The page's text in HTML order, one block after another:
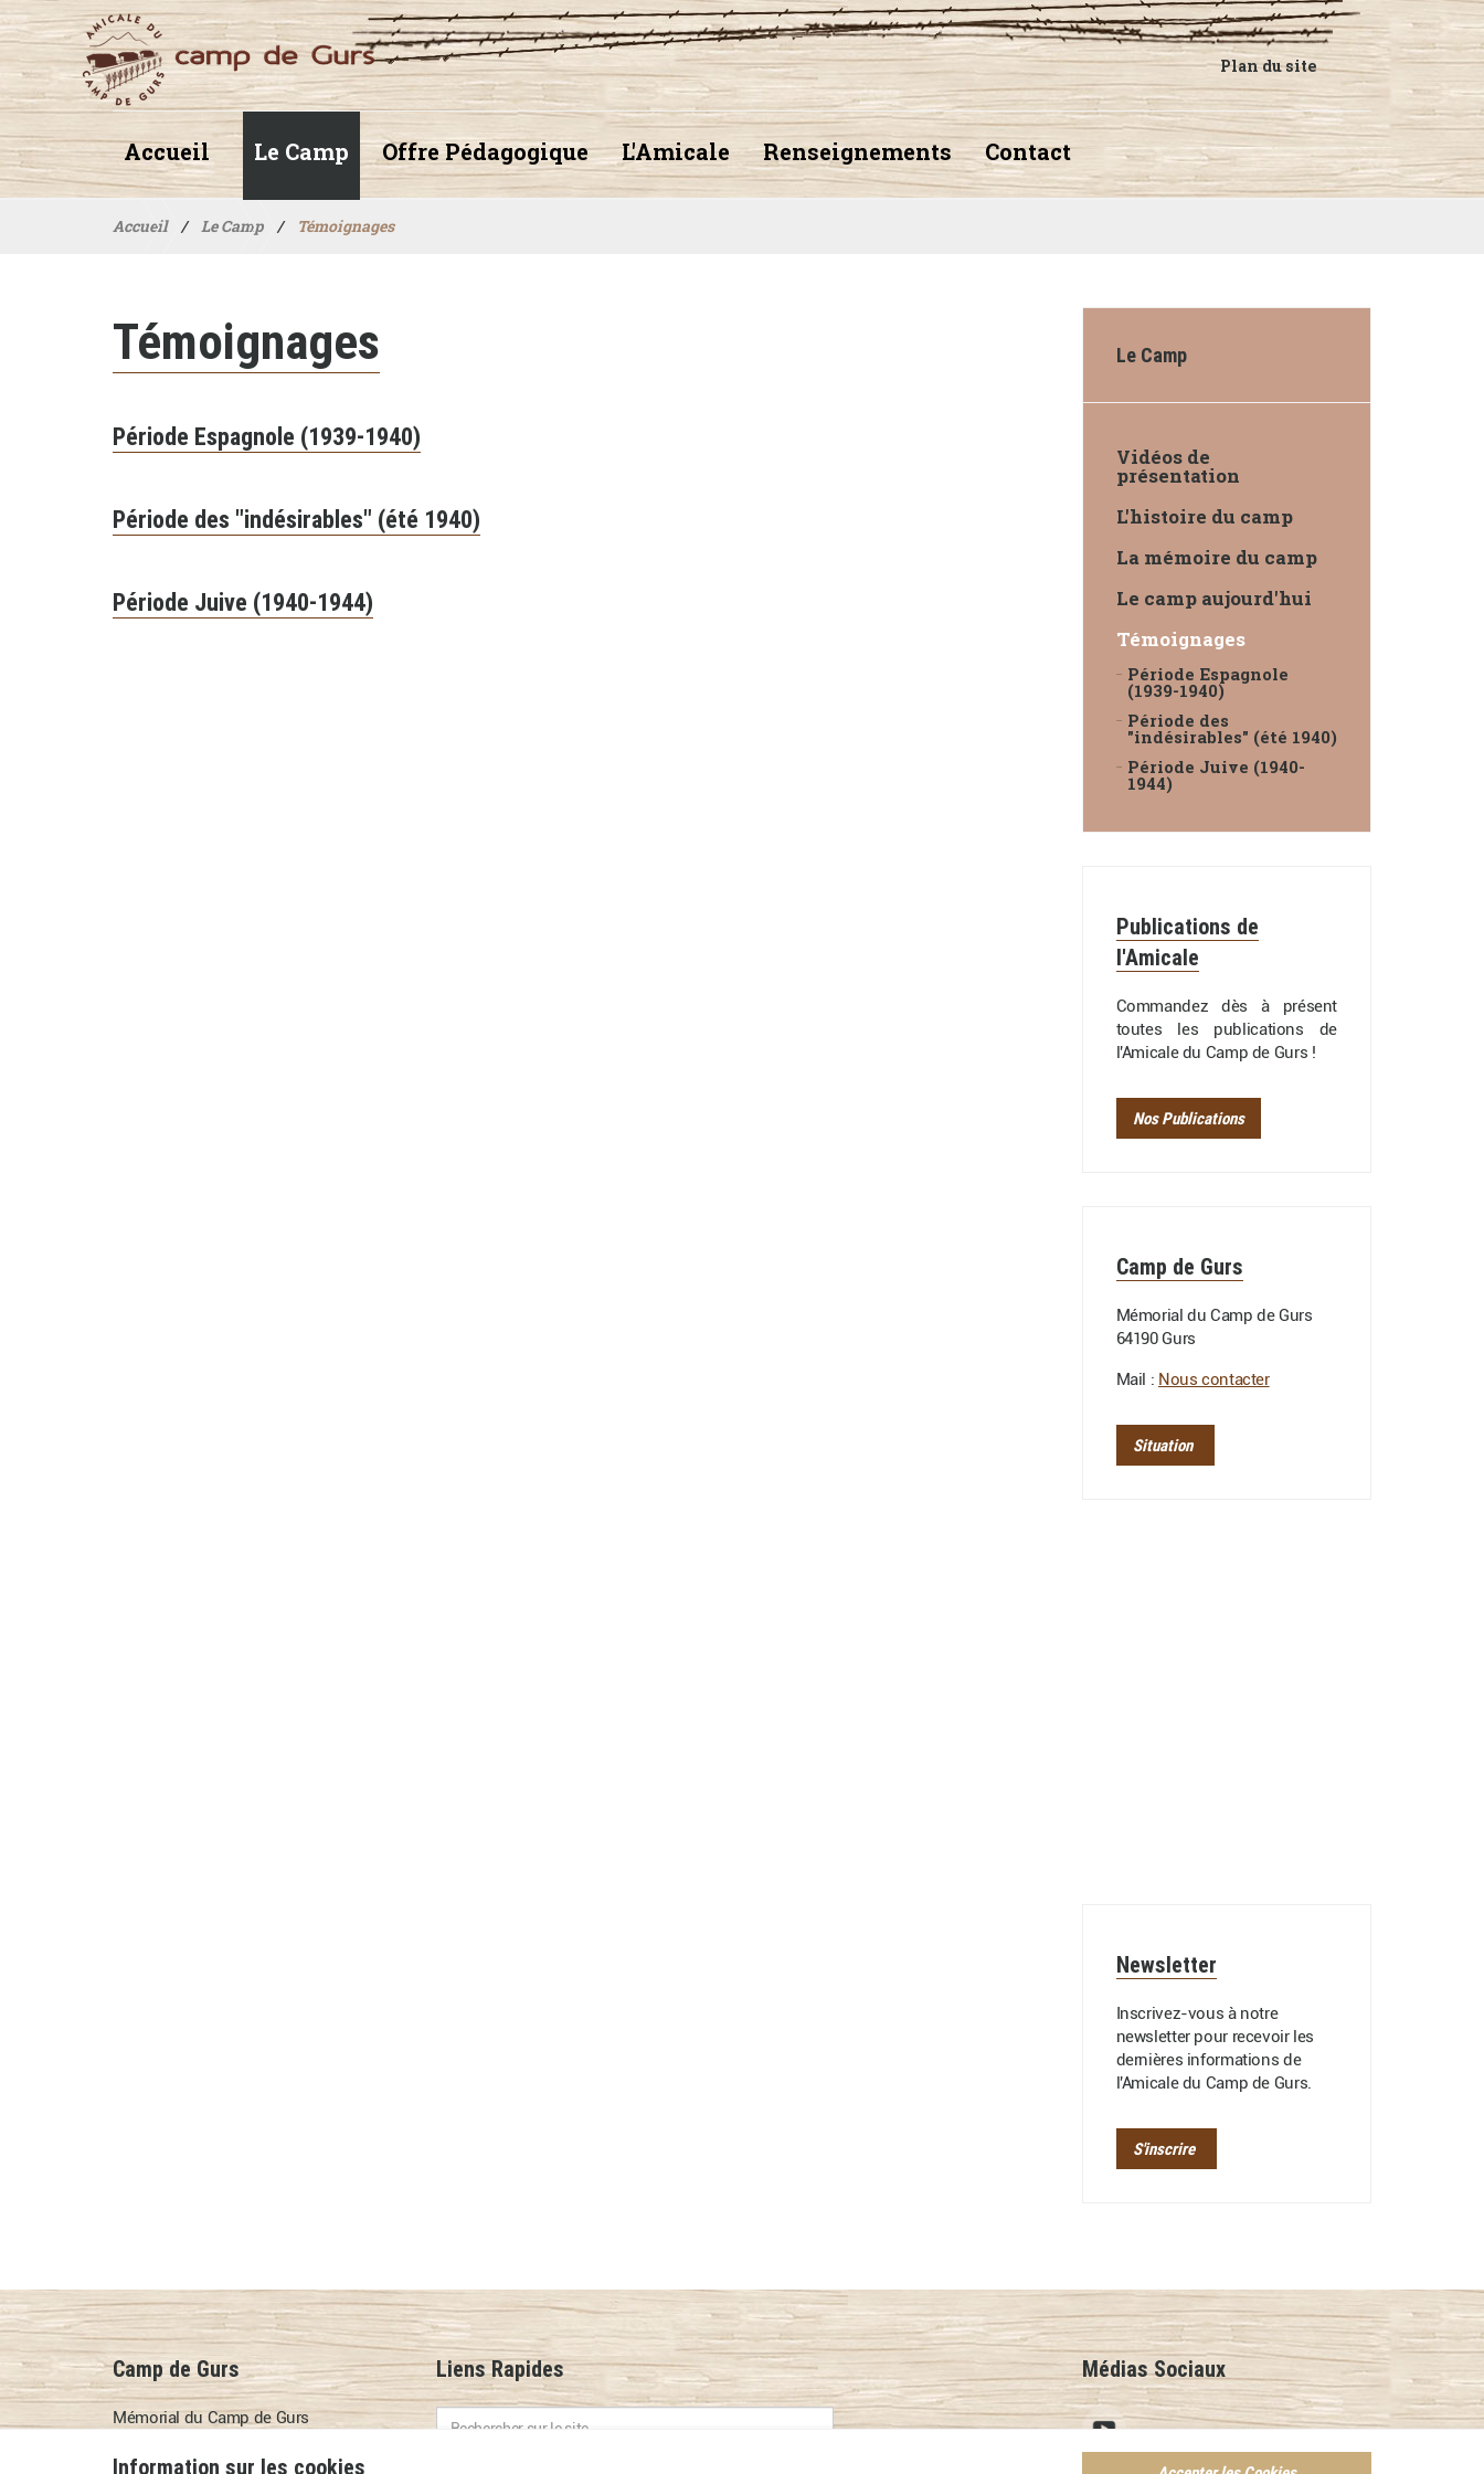
Accueil Le Camp Offre Pédagogique L'Amicale Renseignements Contact
Plan du site
Accueil / Le Camp / Témoignages
Témoignages
Période Espagnole (1939-1940)
Période des "indésirables" (été 1940)
Période Juive (1940-1944)
Le Camp
Vidéos de
présentation
L'histoire du camp
La mémoire du camp
Le camp aujourd'hui
Témoignages
Période Espagnole
(1939-1940)
Période des
"indésirables" (été 1940)
Période Juive (1940-
1944)
Publications de
l'Amicale
Commandez dès à présent
toutes les publications de
l'Amicale du Camp de Gurs !
Nos Publications
Camp de Gurs
Mémorial du Camp de Gurs
64190 Gurs
Mail : Nous contacter
Situation
Newsletter
Inscrivez-vous à notre
newsletter pour recevoir les
dernières informations de
l'Amicale du Camp de Gurs.
S'inscrire
Médias Sociaux
Camp de Gurs
Mémorial du Camp de Gurs
Liens Rapides
Information sur les cookies